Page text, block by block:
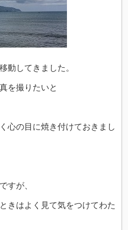
動してきました。
を撮りたいと
心の目に焼き付けておきまし
すが、
きはよく見て気をつけてわた